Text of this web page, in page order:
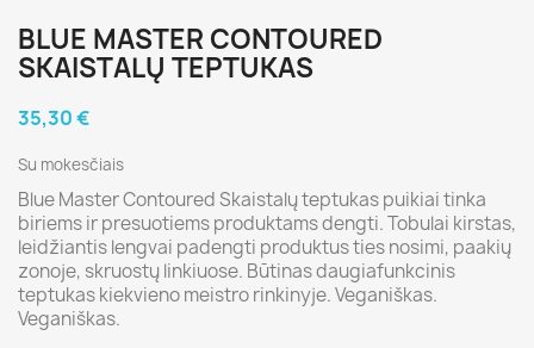
BLUE MASTER CONTOURED
SKAISTALŲ TEPTUKAS
35,30 €
Su mokesčiais
Blue Master Contoured Skaistalų teptukas puikiai tinka
biriems ir presuotiems produktams dengti. Tobulai kirstas,
leidžiantis lengvai padengti produktus ties nosimi, paakių
zonoje, skruostų linkiuose. Būtinas daugiafunkcinis
teptukas kiekvieno meistro rinkinyje. Veganiškas.
Veganiškas.